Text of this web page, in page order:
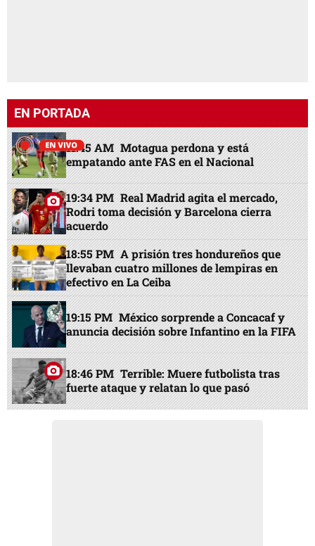
EN PORTADA
11:45 AM Motagua perdona y está
empatando ante FAS en el Nacional
19:34 PM Real Madrid agita el mercado,
Rodri toma decisión y Barcelona cierra
acuerdo
18:55 PM A prisión tres hondureños que
llevaban cuatro millones de lempiras en
efectivo en La Ceiba
19:15 PM México sorprende a Concacaf y
anuncia decisión sobre Infantino en la FIFA
18:46 PM Terrible: Muere futbolista tras
fuerte ataque y relatan lo que pasó